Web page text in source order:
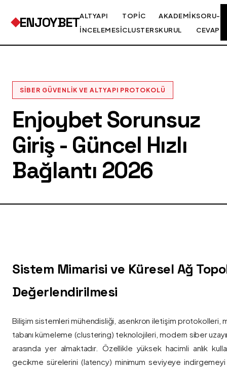
ENJOYBETALTYAPI
İNCELEMESI
TOPIC
CLUSTERS
AKADEMIK
KURUL
SORU-
CEVAP
SIBER GÜVENLIK VE ALTYAPI PROTOKOLÜ
Enjoybet Sorunsuz
Giriş - Güncel Hızlı
Bağlantı 2026
Sistem Mimarisi ve Küresel Ağ
Değerlendirilmesi
Bilişim sistemleri mühendisliği, asenkron iletişim protokolleri,
tabanı kümeleme (clustering) teknolojileri, modern siber
arasında yer almaktadır. Özellikle yüksek hacimli anlık
gecikme sürelerini (latency) minimum seviyeye